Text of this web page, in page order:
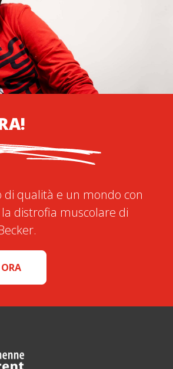
di qualità e un mondo con
distrofia muscolare di